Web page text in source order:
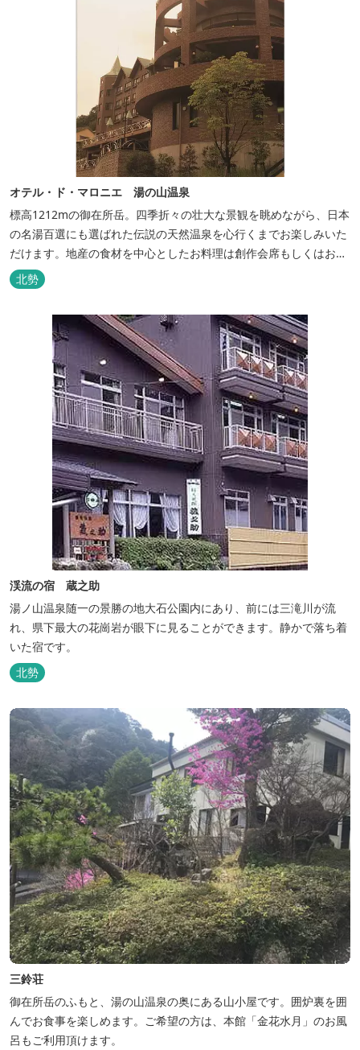
オテル・ド・マロニエ 湯の山温泉
標高1212mの御在所岳。四季折々の壮大な景観を眺めながら、日本
の名湯百選にも選ばれた伝説の天然温泉を心行くまでお楽しみいた
だけます。地産の食材を中心としたお料理は創作会席もしくはお箸
でもお楽しみいただける本格フレンチをお選びいただけ、会席・フ
レンチコースとも同じテーブルにてご賞味いただけます。また館内
やお食事は浴衣姿でお楽しみいただけます。ゆったり、気軽に安心
していただける会員制リゾートホ...
北勢
渓流の宿 蔵之助
湯ノ山温泉随一の景勝の地大石公園内にあり、前には三滝川が流
れ、県下最大の花崗岩が眼下に見ることができます。静かで落ち着
いた宿です。
北勢
三鈴荘
御在所岳のふもと、湯の山温泉の奥にある山小屋です。囲炉裏を囲
んでお食事を楽しめます。ご希望の方は、本館「金花水月」のお風
呂もご利用頂けます。